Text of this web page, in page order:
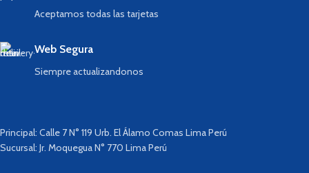
Aceptamos todas las tarjetas
Web Segura
Siempre actualizandonos
Principal: Calle 7 N° 119 Urb. El Álamo Comas Lima Perú
Sucursal: Jr. Moquegua N° 770 Lima Perú